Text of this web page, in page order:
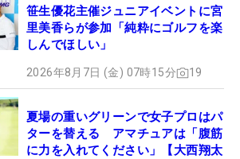
笹生優花主催ジュニアイベントに宮
里美香らが参加「純粋にゴルフを楽
しんでほしい」
2026年8月7日 (金) 07時15分 19
夏場の重いグリーンで女子プロはパ
ターを替える アマチュアは「腹筋
に力を入れてください」【大西翔太